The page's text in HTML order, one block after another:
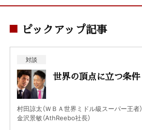
ピックアップ記事
対談
世界の頂点に立つ条件
村田諒太（ＷＢＡ世界ミドル級スーパー王者）
金沢景敏（AthReebo社長）